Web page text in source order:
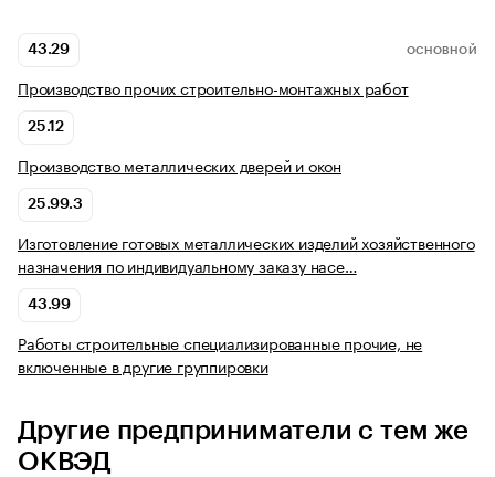
43.29 ОСНОВНОЙ
Производство прочих строительно-монтажных работ
25.12
Производство металлических дверей и окон
25.99.3
Изготовление готовых металлических изделий хозяйственного
назначения по индивидуальному заказу насе…
43.99
Работы строительные специализированные прочие, не
включенные в другие группировки
Другие предприниматели с тем же
ОКВЭД